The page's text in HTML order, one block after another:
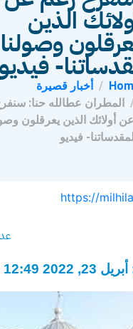
الذين
وصولنا
فيديو
أخبار قصيرة
المطران عطالله حنا:
عن أولائك الذين يعرقلون
لمقدساتنا- فيديو
https://
12:49 م